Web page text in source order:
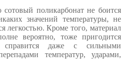
сотовый поликарбонат не боится
значений температуры, не
легкостью. Кроме того, материал
вероятно, тоже пригодится
справится даже с сильными
температур, ударами,